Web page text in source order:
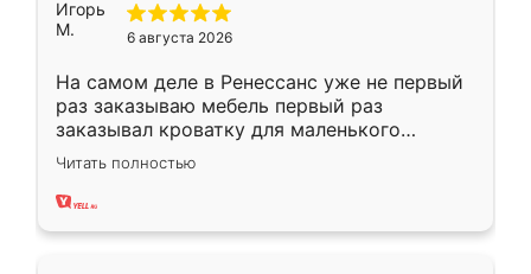
6 августа 2026
На самом деле в Ренессанс уже не первый
раз заказываю мебель первый раз
заказывал кроватку для маленького
ребёнка при его рождении ,во второй раз
заказал шкаф-купе. По качеству очень
хорошее сборка достаточно быстрая,
Читать полностью